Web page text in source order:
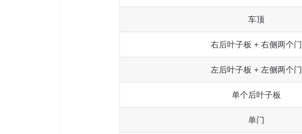
车顶
右后叶子板 + 右侧两个门
左后叶子板 + 左侧两个门
单个后叶子板
单门